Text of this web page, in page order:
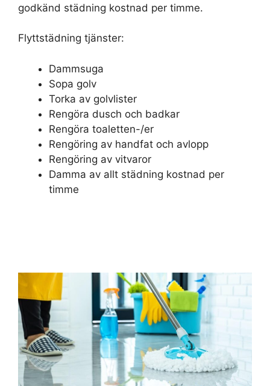
godkänd städning kostnad per timme.
Flyttstädning tjänster:
Dammsuga
Sopa golv
Torka av golvlister
Rengöra dusch och badkar
Rengöra toaletten-/er
Rengöring av handfat och avlopp
Rengöring av vitvaror
Damma av allt städning kostnad per
timme